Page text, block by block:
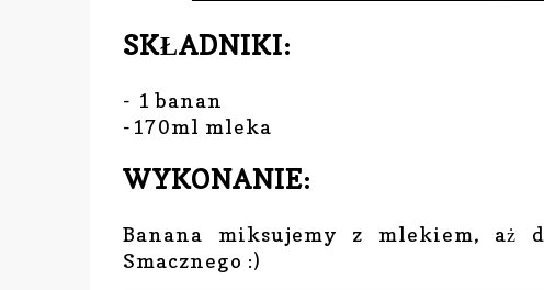
SKŁADNIKI:
- 1 banan
-170ml mleka
WYKONANIE:
Banana miksujemy z mlekiem, aż
Smacznego :)